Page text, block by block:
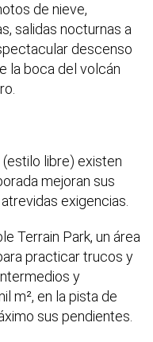
de nieve,
salidas nocturnas a
descenso
la boca del volcán
libre) existen
mejoran sus
exigencias.
Terrain Park, un área
practicar trucos y
y
m², en la pista de
sus pendientes.